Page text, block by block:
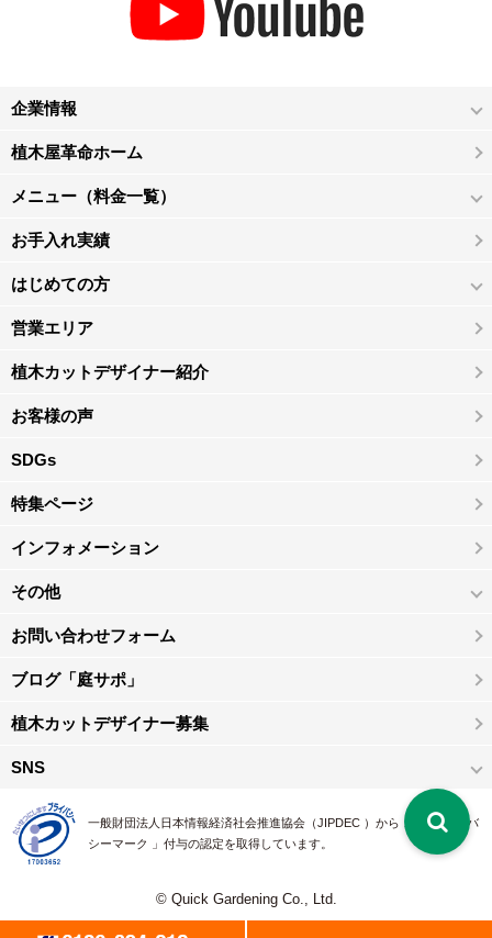
企業情報
植木屋革命ホーム
メニュー（料金一覧）
お手入れ実績
はじめての方
営業エリア
植木カットデザイナー紹介
お客様の声
SDGs
特集ページ
インフォメーション
その他
お問い合わせフォーム
ブログ「庭サポ」
植木カットデザイナー募集
SNS
一般財団法人日本情報経済社会推進協会（JIPDEC ）から 、「 プライバ
シーマーク 」付与の認定を取得しています。
© Quick Gardening Co., Ltd.